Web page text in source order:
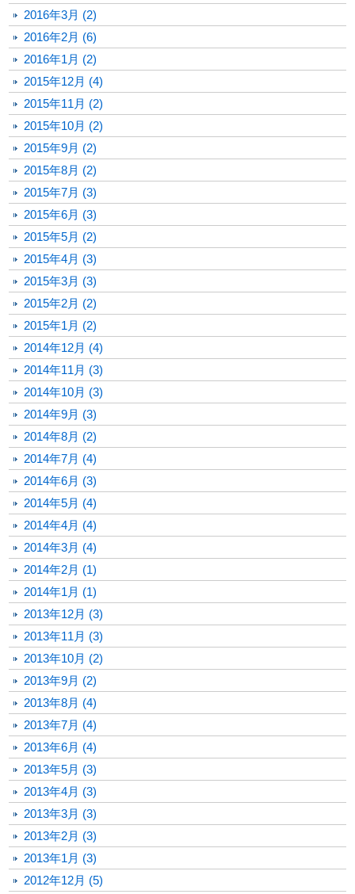
2016年3月 (2)
2016年2月 (6)
2016年1月 (2)
2015年12月 (4)
2015年11月 (2)
2015年10月 (2)
2015年9月 (2)
2015年8月 (2)
2015年7月 (3)
2015年6月 (3)
2015年5月 (2)
2015年4月 (3)
2015年3月 (3)
2015年2月 (2)
2015年1月 (2)
2014年12月 (4)
2014年11月 (3)
2014年10月 (3)
2014年9月 (3)
2014年8月 (2)
2014年7月 (4)
2014年6月 (3)
2014年5月 (4)
2014年4月 (4)
2014年3月 (4)
2014年2月 (1)
2014年1月 (1)
2013年12月 (3)
2013年11月 (3)
2013年10月 (2)
2013年9月 (2)
2013年8月 (4)
2013年7月 (4)
2013年6月 (4)
2013年5月 (3)
2013年4月 (3)
2013年3月 (3)
2013年2月 (3)
2013年1月 (3)
2012年12月 (5)